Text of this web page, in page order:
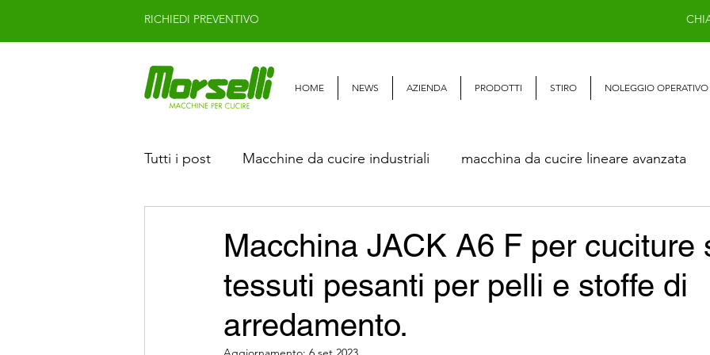
RICHIEDI PREVENTIVO
HOME NEWS AZIENDA PRODOTTI STIRO NOLEGGIO OPERATIVO
Tutti i post Macchine da cucire industriali macchina da cucire lineare avanzata
Macchina da
Macchine da cucire usate lineari MACCHINE RAGGI X macchine da cucire
Macchina JACK A6 F per cuciture
tessuti pesanti per pelli e stoffe di
arredamento.